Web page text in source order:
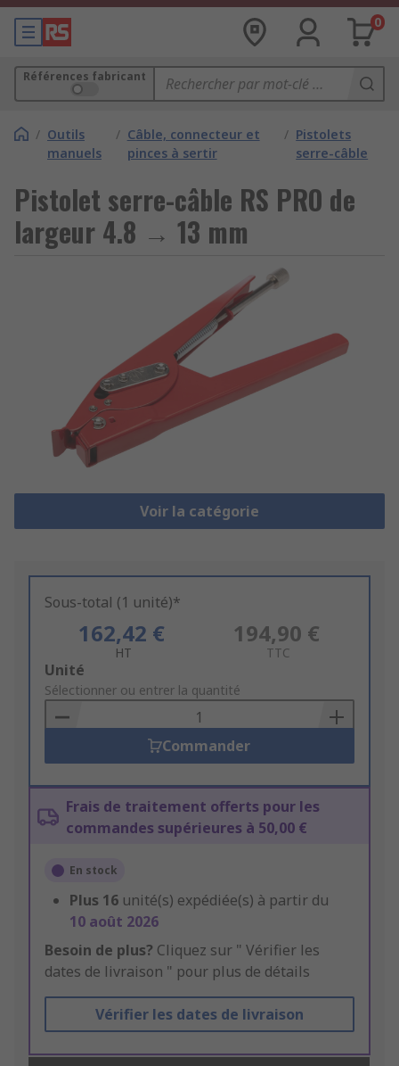
0
Références fabricant
/ Outils
manuels
/ Câble, connecteur et
pinces à sertir
/ Pistolets
serre-câble
Pistolet serre-câble RS PRO de
largeur 4.8 → 13 mm
Voir la catégorie
Sous-total (1 unité)*
162,42 €
HT
194,90 €
TTC
Add
to
Basket
Unité
Sélectionner ou entrer la quantité
Commander
Frais de traitement offerts pour les
commandes supérieures à 50,00 €
En stock
Plus 16 unité(s) expédiée(s) à partir du
10 août 2026
Besoin de plus? Cliquez sur " Vérifier les
dates de livraison " pour plus de détails
Vérifier les dates de livraison